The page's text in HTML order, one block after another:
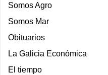
Somos Agro
Somos Mar
Obituarios
La Galicia Económica
El tiempo